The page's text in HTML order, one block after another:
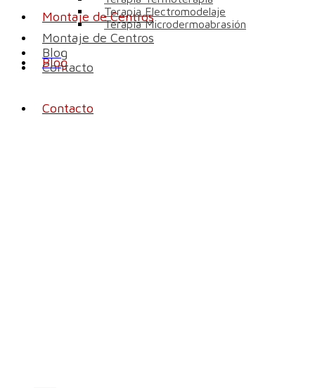
Montaje de Centros
Blog
Contacto
Terapia Electromodelaje
Terapia Microdermoabrasión
Montaje de Centros
Blog
Contacto